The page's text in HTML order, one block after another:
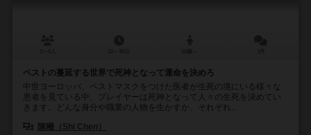
ペストの蔓延する世界で死神となって運命を決めろ
中世ヨーロッパ、ペストマスクをつけた医者が生死の境にいる様々な
患者を見ている中、プレイヤーは死神となって人々の生死を決めてい
きます。どんな身分や職業の人物を生かすか、それぞれ...
陳曦（Shi Chen）